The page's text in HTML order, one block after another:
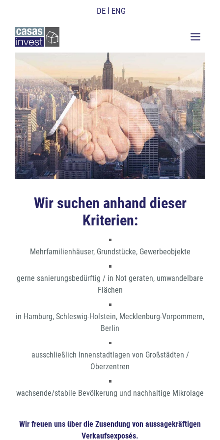
Inhalt
DE l ENG
Wir suchen anhand dieser
Kriterien:
Mehrfamilienhäuser, Grundstücke, Gewerbeobjekte
gerne sanierungsbedürftig / in Not geraten, umwandelbare
Flächen
in Hamburg, Schleswig-Holstein, Mecklenburg-Vorpommern,
Berlin
ausschließlich Innenstadtlagen von Großstädten /
Oberzentren
wachsende/stabile Bevölkerung und nachhaltige Mikrolage
Wir freuen uns über die Zusendung von aussagekräftigen
Verkaufsexposés.